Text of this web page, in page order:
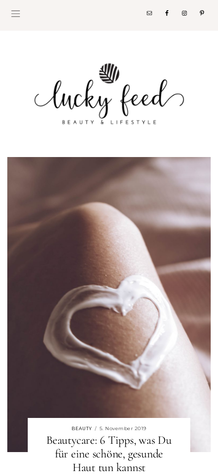
BEAUTY / 5. November 2019
Beautycare: 6 Tipps, was Du
für eine schöne, gesunde
Haut tun kannst